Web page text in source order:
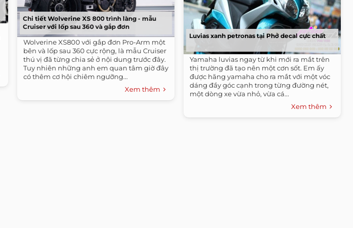
Chi tiết Wolverine XS 800 trình làng - mẫu
Cruiser với lốp sau 360 và gắp đơn
Wolverine XS800 với gắp đơn Pro-Arm một
bên và lốp sau 360 cực rộng, là mẫu Cruiser
thú vị đã từng chia sẻ ở nội dung trước đây.
Tuy nhiên những anh em quan tâm giờ đây
có thêm cơ hội chiêm ngưỡng...
Xem thêm
Luvias xanh petronas tại Phở decal cực chất
Yamaha luvias ngay từ khi mới ra mắt trên
thị trường đã tạo nên một cơn sốt. Em ấy
được hãng yamaha cho ra mắt với một vóc
dáng đầy góc cạnh trong từng đường nét,
một dòng xe vừa nhỏ, vừa cá...
Xem thêm